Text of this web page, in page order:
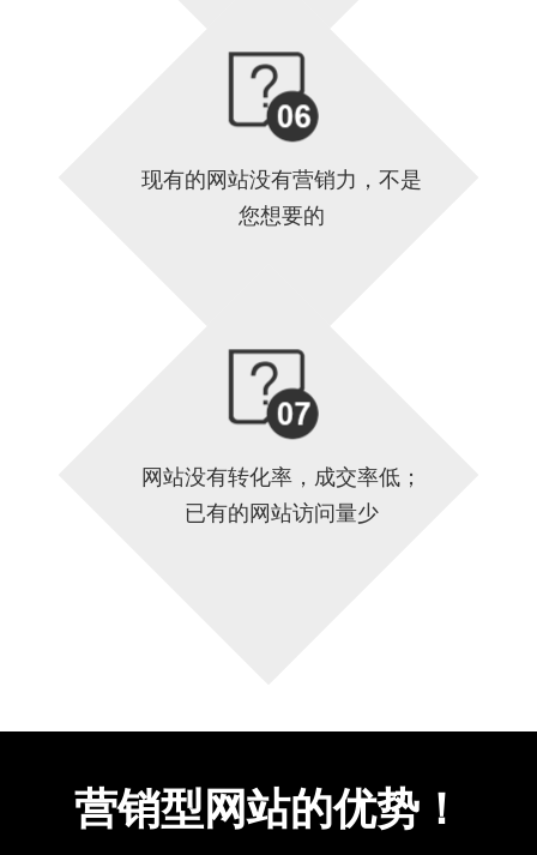
现有的网站没有营销力，不是
您想要的
网站没有转化率，成交率低；
已有的网站访问量少
营销型网站的优势！